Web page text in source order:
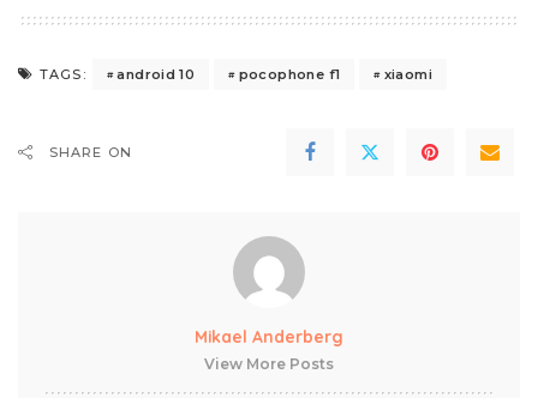
TAGS: android 10 pocophone f1 xiaomi
SHARE ON
Mikael Anderberg
View More Posts